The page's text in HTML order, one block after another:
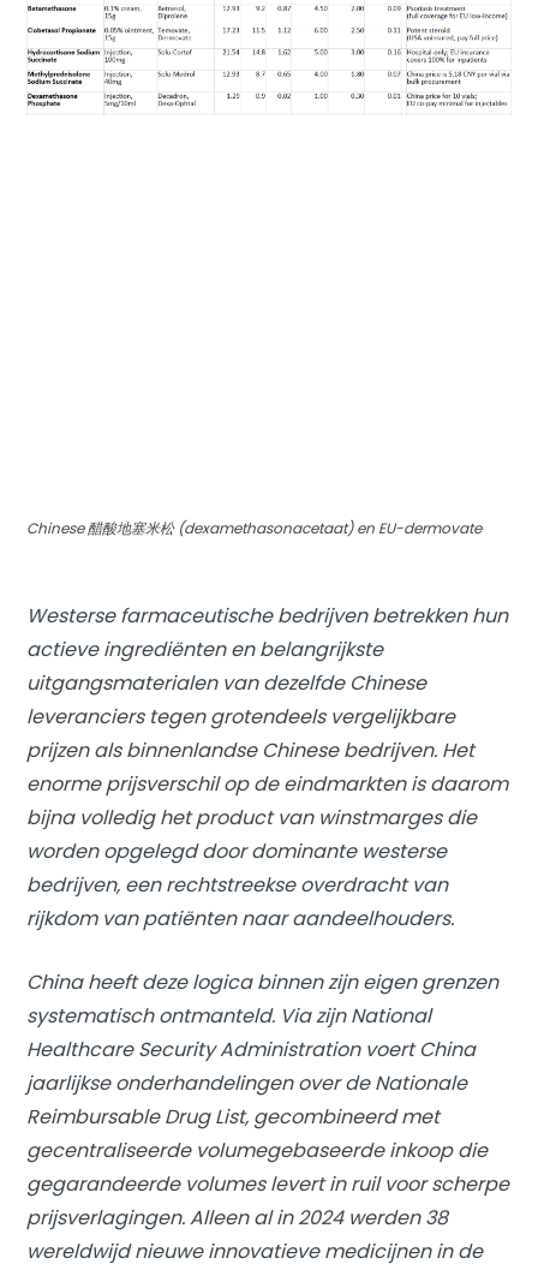
Chinese 醋酸地塞米松 (dexamethasonacetaat) en EU-dermovate
Westerse farmaceutische bedrijven betrekken hun
actieve ingrediënten en belangrijkste
uitgangsmaterialen van dezelfde Chinese
leveranciers tegen grotendeels vergelijkbare
prijzen als binnenlandse Chinese bedrijven. Het
enorme prijsverschil op de eindmarkten is daarom
bijna volledig het product van winstmarges die
worden opgelegd door dominante westerse
bedrijven, een rechtstreekse overdracht van
rijkdom van patiënten naar aandeelhouders.
China heeft deze logica binnen zijn eigen grenzen
systematisch ontmanteld. Via zijn National
Healthcare Security Administration voert China
jaarlijkse onderhandelingen over de Nationale
Reimbursable Drug List, gecombineerd met
gecentraliseerde volumegebaseerde inkoop die
gegarandeerde volumes levert in ruil voor scherpe
prijsverlagingen. Alleen al in 2024 werden 38
wereldwijd nieuwe innovatieve medicijnen in de